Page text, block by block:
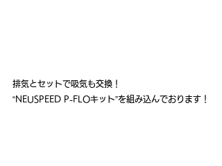
排気とセットで吸気も交換！
“NEUSPEED P-FLOキット”を組み込んでおります！